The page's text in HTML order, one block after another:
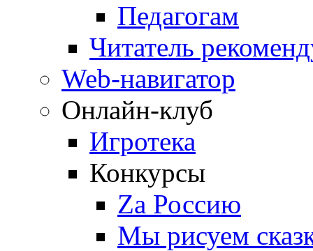
Педагогам
Читатель
Web-навигатор
Онлайн-клуб
Игротека
Конкурсы
Zа Россию
Мы рисуем